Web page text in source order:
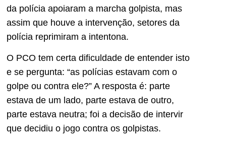
da polícia apoiaram a marcha golpista, mas
assim que houve a intervenção, setores da
polícia reprimiram a intentona.
O PCO tem certa dificuldade de entender isto
e se pergunta: “as polícias estavam com o
golpe ou contra ele?” A resposta é: parte
estava de um lado, parte estava de outro,
parte estava neutra; foi a decisão de intervir
que decidiu o jogo contra os golpistas.